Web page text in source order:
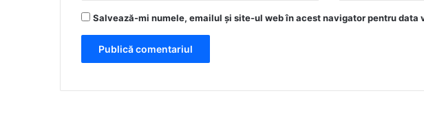
Salvează-mi numele, emailul și site-ul web în acest navigator pentru data